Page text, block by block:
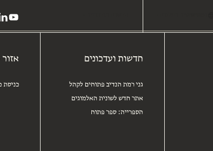
חדשות ועדכונים
גני רמת הנדיב פתוחים לקהל
אתר חדש לשונית האלמוגים
הספרייה: ספר פתוח
אזור
כניסת